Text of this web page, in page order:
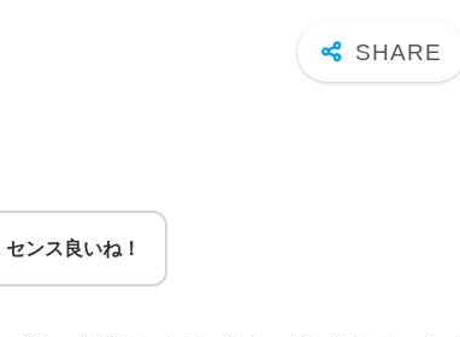
センス良いね！